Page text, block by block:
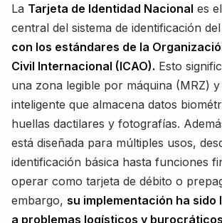
La Tarjeta de Identidad Nacional es
central del sistema de identificación
con los estándares de la
Civil Internacional (ICAO). Esto
una zona legible por máquina (MRZ)
inteligente que almacena datos
huellas dactilares y fotografías.
está diseñada para múltiples usos,
identificación básica hasta funciones
operar como tarjeta de débito o
embargo, su implementación ha sido
a problemas logísticos y